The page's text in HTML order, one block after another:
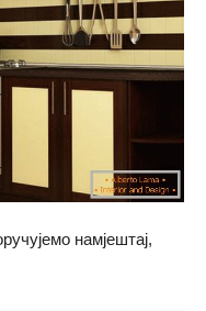
намјештај,